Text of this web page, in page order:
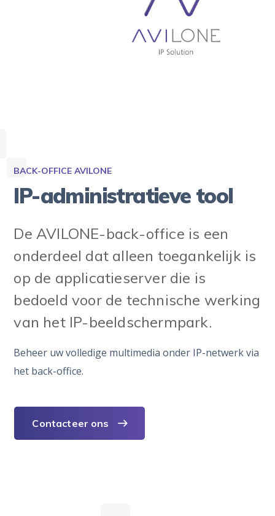
BACK-OFFICE AVILONE
IP-administratieve tool
De AVILONE-back-office is een
onderdeel dat alleen toegankelijk is
op de applicatieserver die is
bedoeld voor de technische werking
van het IP-beeldschermpark.
Beheer uw volledige multimedia onder IP-netwerk via
het back-office.
Contacteer ons